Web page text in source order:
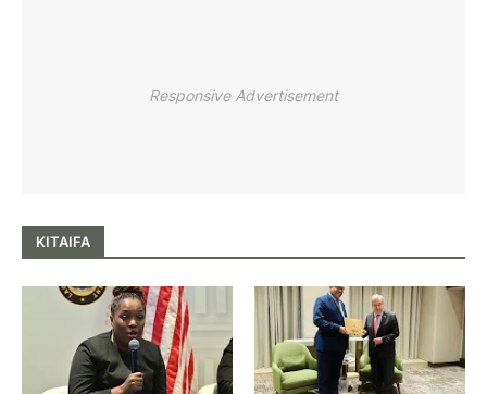
Responsive Advertisement
KITAIFA